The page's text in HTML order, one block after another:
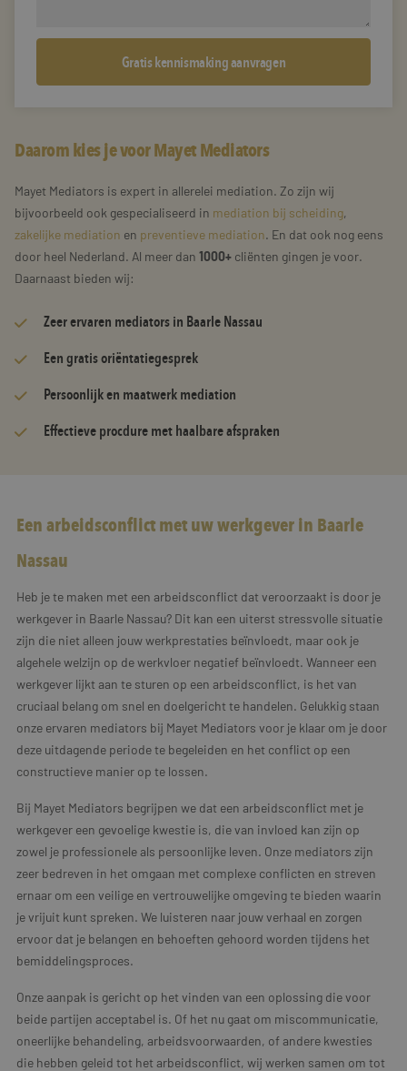
Daarom kies je voor Mayet Mediators
Mayet Mediators is expert in allerelei mediation. Zo zijn wij
bijvoorbeeld ook gespecialiseerd in mediation bij scheiding,
zakelijke mediation en preventieve mediation. En dat ook nog eens
door heel Nederland. Al meer dan 1000+ cliënten gingen je voor.
Daarnaast bieden wij:
Zeerervaren mediators in Baarle Nassau
Een gratis oriëntatiegesprek
Persoonlijk en maatwerk mediation
Effectieve procdure met haalbare afspraken
Een arbeidsconflict met uw werkgever in Baarle
Nassau
Heb je te maken met een arbeidsconflict dat veroorzaakt is door je
werkgever in Baarle Nassau? Dit kan een uiterst stressvolle situatie
zijn die niet alleen jouw werkprestaties beïnvloedt, maar ook je
algehele welzijn op de werkvloer negatief beïnvloedt. Wanneer een
werkgever lijkt aan te sturen op een arbeidsconflict, is het van
cruciaal belang om snel en doelgericht te handelen. Gelukkig staan
onze ervaren mediators bij Mayet Mediators voor je klaar om je door
deze uitdagende periode te begeleiden en het conflict op een
constructieve manier op te lossen.
Bij Mayet Mediators begrijpen we dat een arbeidsconflict met je
werkgever een gevoelige kwestie is, die van invloed kan zijn op
zowel je professionele als persoonlijke leven. Onze mediators zijn
zeer bedreven in het omgaan met complexe conflicten en streven
ernaar om een veilige en vertrouwelijke omgeving te bieden waarin
je vrijuit kunt spreken. We luisteren naar jouw verhaal en zorgen
ervoor dat je belangen en behoeften gehoord worden tijdens het
bemiddelingsproces.
Onze aanpak is gericht op het vinden van een oplossing die voor
beide partijen acceptabel is. Of het nu gaat om miscommunicatie,
oneerlijke behandeling, arbeidsvoorwaarden, of andere kwesties
die hebben geleid tot het arbeidsconflict, wij werken samen om tot